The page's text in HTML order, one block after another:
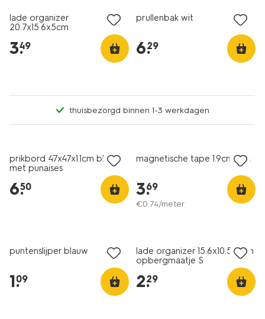
lade organizer
20.7x15.6x5cm
3.
49
prullenbak wit
6.
29
thuisbezorgd binnen 1-3 werkdagen
prikbord 47x47x1.1cm bloem
met punaises
6.
50
magnetische tape 1.9cmx5m
3.
69
€0.74/meter
puntenslijper blauw
1.
09
lade organizer 15.6x10.5x5cm
opbergmaatje S
2.
29